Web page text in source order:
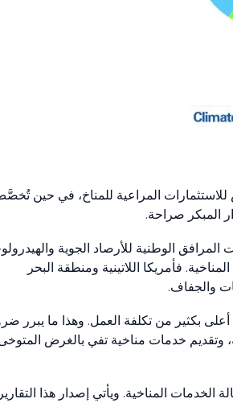
مع المناخ، وقدرها 63 مليار دولار أمريكي، يُخصَّص للاستثمارات المراعية للمناخ، في حين
الوطنية للأرصاد الجوية
فأمريكا اللاتينية ومنطقة البحر
والجفاف.
بكثير من تكلفة العمل. وهذا ما يبرر
وتقديم خدمات مناخية تفي بالغرض
المناخية. ويأتي إصدار هذا التقارير